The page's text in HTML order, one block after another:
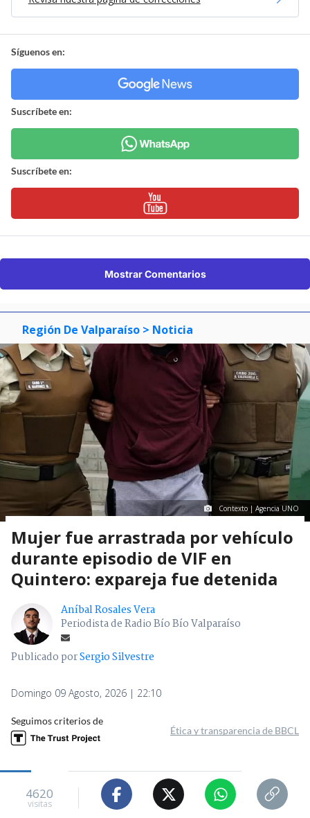
Síguenos en:
Suscríbete en:
Suscríbete en:
Mostrar Comentarios
Región De Valparaíso > Noticia
Contexto | Agencia UNO
Mujer fue arrastrada por vehículo
durante episodio de VIF en
Quintero: expareja fue detenida
Aníbal Rosales Vera
Periodista de Radio Bío Bío Valparaíso
Publicado porSergio Silvestre
Domingo 09 Agosto, 2026 | 22:10
Seguimos criterios de
Ética y transparencia de BBCL
4620
visitas